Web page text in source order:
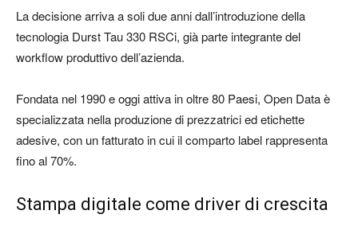
La decisione arriva a soli due anni dall’introduzione della
tecnologia Durst Tau 330 RSCi, già parte integrante del
workflow produttivo dell’azienda.
Fondata nel 1990 e oggi attiva in oltre 80 Paesi, Open Data è
specializzata nella produzione di prezzatrici ed etichette
adesive, con un fatturato in cui il comparto label rappresenta
fino al 70%.
Stampa digitale come driver di crescita